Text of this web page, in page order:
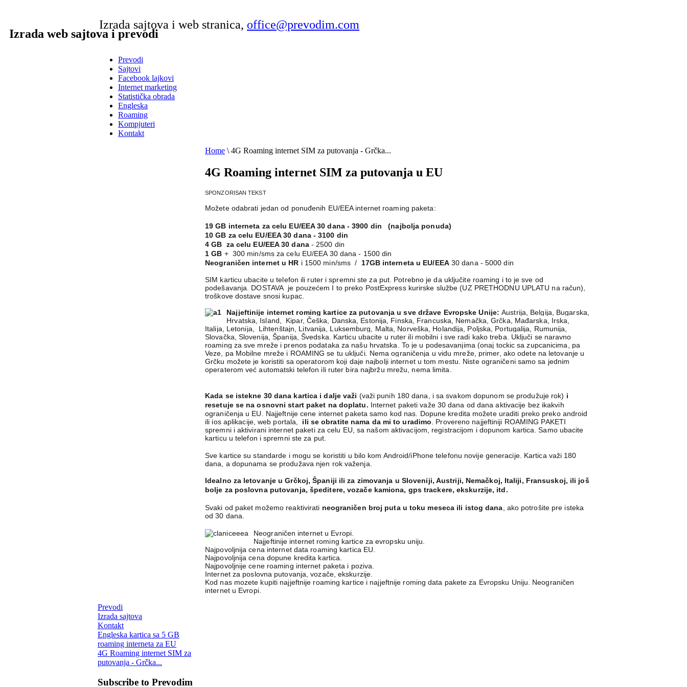
Izrada sajtova i web stranica, office@prevodim.com
Izrada web sajtova i prevodi
Prevodi
Sajtovi
Facebook lajkovi
Internet marketing
Statistička obrada
Engleska
Roaming
Kompjuteri
Kontakt
Home \ 4G Roaming internet SIM za putovanja - Grčka...
4G Roaming internet SIM za putovanja u EU
SPONZORISAN TEKST
Možete odabrati jedan od ponuđenih EU/EEA internet roaming paketa:
19 GB interneta za celu EU/EEA 30 dana - 3900 din (najbolja ponuda)
10 GB za celu EU/EEA 30 dana - 3100 din
4 GB za celu EU/EEA 30 dana- 2500 din
1 GB + 300 min/sms za celu EU/EEA 30 dana - 1500 din
Neograničen internet u HR i 1500 min/sms / 17GB interneta u EU/EEA30 dana - 5000 din
SIM karticu ubacite u telefon ili ruter i spremni ste za put. Potrebno je da uključite roaming i to je sve od
podešavanja. DOSTAVA je pouzećem I to preko PostExpress kurirske službe (UZ PRETHODNU UPLATU na račun),
troškove dostave snosi kupac.
Najjeftinije internet roming kartice za putovanja u sve države Evropske Unije: Austrija, Belgija, Bugarska,
Hrvatska, Island, Kipar, Češka, Danska, Estonija, Finska, Francuska, Nemačka, Grčka, Mađarska, Irska,
Italija, Letonija, Lihtenštajn, Litvanija, Luksemburg, Malta, Norveška, Holandija, Poljska, Portugalija, Rumunija,
Slovačka, Slovenija, Španija, Švedska. Karticu ubacite u ruter ili mobilni i sve radi kako treba. Uključi se naravno
roaming za sve mreže i prenos podataka za našu hrvatska. To je u podesavanjima (onaj tockic sa zupcanicima, pa
Veze, pa Mobilne mreže i ROAMING se tu uključi. Nema ograničenja u vidu mreže, primer, ako odete na letovanje u
Grčku možete je koristiti sa operatorom koji daje najbolji internet u tom mestu. Niste ograničeni samo sa jednim
operaterom već automatski telefon ili ruter bira najbržu mrežu, nema limita.
Kada se istekne 30 dana kartica i dalje važi (važi punih 180 dana, i sa svakom dopunom se produžuje rok) i
resetuje se na osnovni start paket na doplatu. Internet paketi važe 30 dana od dana aktivacije bez ikakvih
ograničenja u EU. Najjeftnije cene internet paketa samo kod nas. Dopune kredita možete uraditi preko preko android
ili ios aplikacije, web portala, ili se obratite nama da mi to uradimo
Provereno najjeftiniji ROAMING PAKETI
spremni i aktivirani internet paketi za celu EU, sa našom aktivacijom, registracijom i dopunom kartica. Samo ubacite
karticu u telefon i spremni ste za put.
Sve kartice su standarde i mogu se koristiti u bilo kom Android/iPhone telefonu novije generacije. Kartica važi 180
dana, a dopunama se produžava njen rok važenja.
Idealno za letovanje u Grčkoj, Španiji ili za zimovanja u Sloveniji, Austriji, Nemačkoj, Italiji, Fransuskoj, ili još
bolje za poslovna putovanja, špeditere, vozače kamiona, gps trackere, ekskurzije, itd.
Svaki od paket možemo reaktivirati neograničen broj puta u toku meseca ili istog dana , ako potrošite pre isteka
od 30 dana.
Neograničen internet u Evropi.
Najjeftinije internet roming kartice za evropsku uniju.
Najpovoljnija cena internet data roaming kartica EU.
Najpovoljnija cena dopune kredita kartica.
Najpovoljnije cene roaming internet paketa i poziva.
Internet za poslovna putovanja, vozače, ekskurzije.
Kod nas mozete kupiti najjeftnije roaming kartice i najjeftnije roming data pakete za Evropsku Uniju. Neograničen
internet u Evropi.
Prevodi
Izrada sajtova
Kontakt
Engleska kartica sa 5 GB
roaming interneta za EU
4G Roaming internet SIM za
putovanja - Grčka...
Subscribe to Prevodim